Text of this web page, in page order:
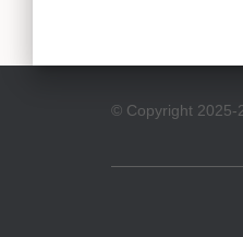
© Copyright 2025-